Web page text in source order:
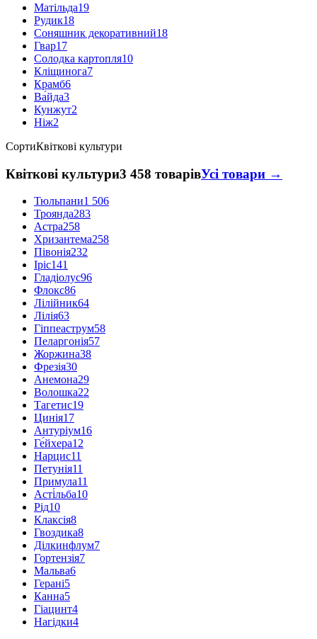
Матільда19
Рудик18
Соняшник декоративний18
Гвар17
Солодка картопля10
Кліщинога7
Крамб6
Ва́йда3
Кунжут2
Ніж2
СортиКвіткові культури
Квіткові культури3 458 товарівУсі товари →
Тюльпани1 506
Троянда283
Астра258
Хризантема258
Півонія232
Іріс141
Гладіолус96
Флокс86
Лілійник64
Лілія63
Гіппеаструм58
Пеларгонія57
Жоржина38
Фрезія30
Анемона29
Волошка22
Тагетис19
Цинія17
Антуріум16
Ге́йхера12
Нарцис11
Петунія11
Примула11
Асті́льба10
Рід10
Клаксія8
Гвоздика8
Ділкинфлум7
Гортензія7
Мальва6
Герані5
Канна5
Гіацинт4
Нагідки4